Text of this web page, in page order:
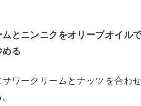
とニンニクをオリーブオイル
る
ワークリームとナッツを合わ